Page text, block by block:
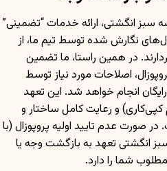
انگشتی، ارائه خدمات “تضمینی”
نگارش شده توسط تیم ما، از
در همین راستا، ما تضمین
اصلاحات مورد نیاز توسط
رایگان انجام خواهد شد. این تعهد
و رعایت کامل ساختار و
صورت عدم تایید اولیه پروپوزال (با
انگشتی تعهد به بازگشت وجه یا
شما را دارد.